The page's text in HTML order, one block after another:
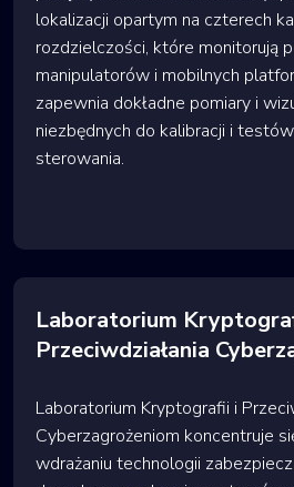
lokalizacji opartym na czterech
rozdzielczości, które monitorują
manipulatorów i mobilnych
zapewnia dokładne pomiary i
niezbędnych do kalibracji i
sterowania.
Laboratorium
Przeciwdziałania
Laboratorium Kryptografii i
Cyberzagrożeniom koncentruje
wdrażaniu technologii